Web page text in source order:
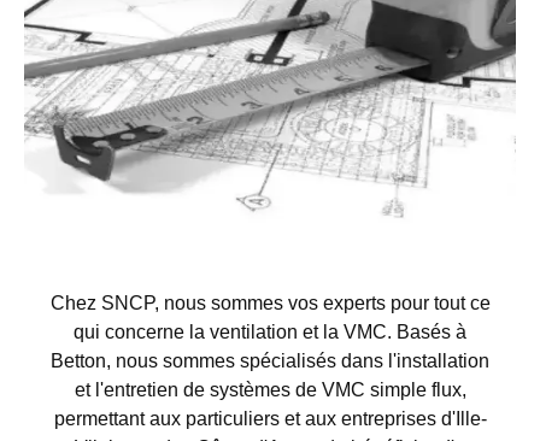
Chez SNCP, nous sommes vos experts pour tout ce
qui concerne la ventilation et la VMC. Basés à
Betton, nous sommes spécialisés dans l'installation
et l'entretien de systèmes de VMC simple flux,
permettant aux particuliers et aux entreprises d'Ille-